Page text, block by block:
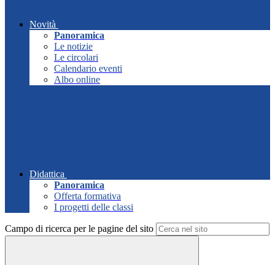
Novità
Panoramica
Le notizie
Le circolari
Calendario eventi
Albo online
Didattica
Panoramica
Offerta formativa
I progetti delle classi
Campo di ricerca per le pagine del sito